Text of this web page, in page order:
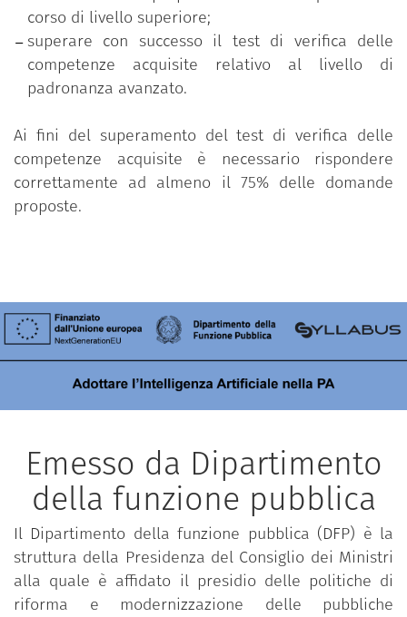
corso di livello superiore;
superare con successo il test di verifica delle
competenze acquisite relativo al livello di
padronanza avanzato.
Ai fini del superamento del test di verifica delle
competenze acquisite è necessario rispondere
correttamente ad almeno il 75% delle domande
proposte.
Emesso da Dipartimento
della funzione pubblica
Il Dipartimento della funzione pubblica (DFP) è la
struttura della Presidenza del Consiglio dei Ministri
alla quale è affidato il presidio delle politiche di
riforma e modernizzazione delle pubbliche